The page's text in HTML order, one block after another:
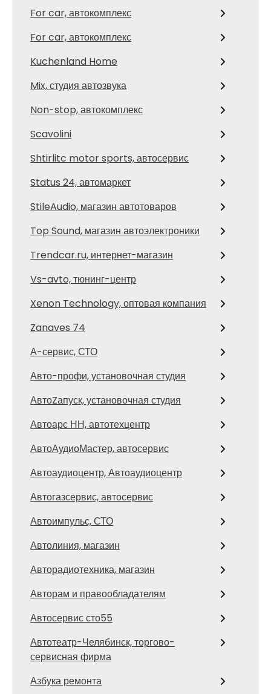
For car, автокомплекс
For car, автокомплекс
Kuchenland Home
Mix, студия автозвука
Non-stop, автокомплекс
Scavolini
Shtirlitc motor sports, автосервис
Status 24, автомаркет
StileAudio, магазин автотоваров
Top Sound, магазин автоэлектроники
Trendcar.ru, интернет-магазин
Vs-avto, тюнинг-центр
Xenon Technology, оптовая компания
Zanaves 74
А-сервис, СТО
Авто-профи, установочная студия
АвтоZапуск, установочная студия
Автоарс НН, автотехцентр
АвтоАудиоМастер, автосервис
Автоаудиоцентр, Автоаудиоцентр
Автогазсервис, автосервис
Автоимпульс, СТО
Автолиния, магазин
Авторадиотехника, магазин
Авторам и правообладателям
Автосервис сто55
Автотеатр-Челябинск, торгово-
сервисная фирма
Азбука ремонта